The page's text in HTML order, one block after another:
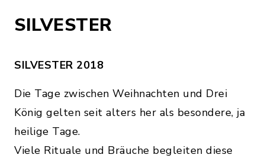
SILVESTER
SILVESTER 2018
Die Tage zwischen Weihnachten und Drei
König gelten seit alters her als besondere, ja
heilige Tage.
Viele Rituale und Bräuche begleiten diese